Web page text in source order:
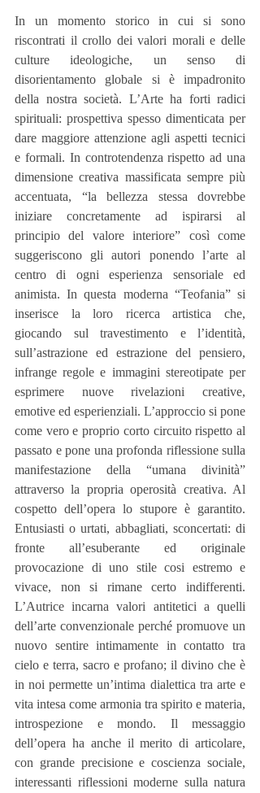
In un momento storico in cui si sono
riscontrati il crollo dei valori morali e delle
culture ideologiche, un senso di
disorientamento globale si è impadronito
della nostra società. L’Arte ha forti radici
spirituali: prospettiva spesso dimenticata per
dare maggiore attenzione agli aspetti tecnici
e formali. In controtendenza rispetto ad una
dimensione creativa massificata sempre più
accentuata, “la bellezza stessa dovrebbe
iniziare concretamente ad ispirarsi al
principio del valore interiore” così come
suggeriscono gli autori ponendo l’arte al
centro di ogni esperienza sensoriale ed
animista. In questa moderna “Teofania” si
inserisce la loro ricerca artistica che,
giocando sul travestimento e l’identità,
sull’astrazione ed estrazione del pensiero,
infrange regole e immagini stereotipate per
esprimere nuove rivelazioni creative,
emotive ed esperienziali. L’approccio si pone
come vero e proprio corto circuito rispetto al
passato e pone una profonda riflessione sulla
manifestazione della “umana divinità”
attraverso la propria operosità creativa. Al
cospetto dell’opera lo stupore è garantito.
Entusiasti o urtati, abbagliati, sconcertati: di
fronte all’esuberante ed originale
provocazione di uno stile cosi estremo e
vivace, non si rimane certo indifferenti.
L’Autrice incarna valori antitetici a quelli
dell’arte convenzionale perché promuove un
nuovo sentire intimamente in contatto tra
cielo e terra, sacro e profano; il divino che è
in noi permette un’intima dialettica tra arte e
vita intesa come armonia tra spirito e materia,
introspezione e mondo. Il messaggio
dell’opera ha anche il merito di articolare,
con grande precisione e coscienza sociale,
interessanti riflessioni moderne sulla natura